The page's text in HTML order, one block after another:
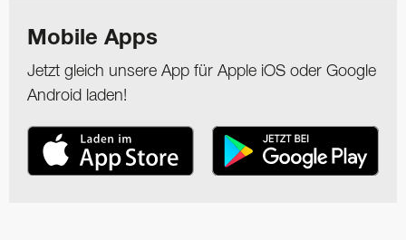
Mobile Apps
Jetzt gleich unsere App für Apple iOS oder Google
Android laden!